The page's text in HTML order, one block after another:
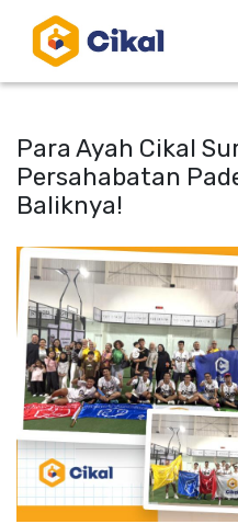
Para Ayah Cikal
Persahabatan
Baliknya!